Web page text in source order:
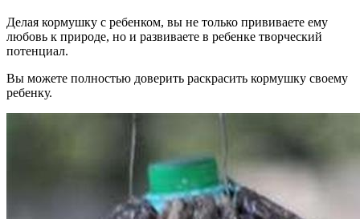
Делая кормушку с ребенком, вы не только прививаете ему
любовь к природе, но и развиваете в ребенке творческий
потенциал.
Вы можете полностью доверить раскрасить кормушку своему
ребенку.